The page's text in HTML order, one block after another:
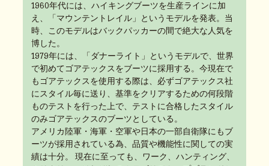
1960年代には、ハイキングブーツを生産ラインに加
え、「マウンテントレイル」というモデルを発表。当
時、このモデルはバックパッカーの間で絶大な人気を
博した。
1979年には、「ダナーライト」というモデルで、世界
で初めてゴアテックスをブーツに採用する。今現在で
もゴアテックスを使用する際は、必ずゴアテックス社
にスタイル毎に送り、基準をクリアするための何段階
ものテストを行った上で、テストに合格したスタイル
のみゴアテックスのブーツとしている。
アメリカ陸軍・海軍・空軍や日本の一部自衛隊にもブ
ーツが採用されている為、品質や機能性に関しての実
績は十分。 現在に至っても、ワーク、ハンティング、